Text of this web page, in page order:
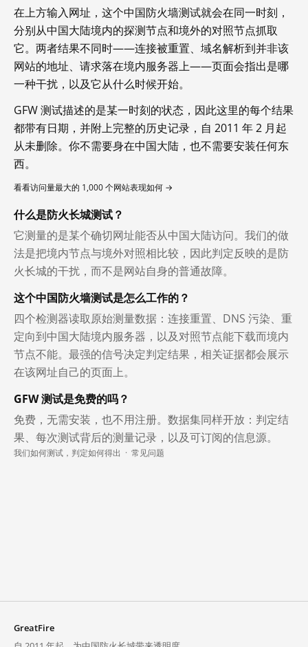
在上方输入网址，这个中国防火墙测试就会在同一时刻，
分别从中国大陆境内的探测节点和境外的对照节点抓取
它。两者结果不同时——连接被重置、域名解析到并非该
网站的地址、请求落在境内服务器上——页面会指出是哪
一种干扰，以及它从什么时候开始。
GFW 测试描述的是某一时刻的状态，因此这里的每个结果
都带有日期，并附上完整的历史记录，自 2011 年 2 月起
从未删除。你不需要身在中国大陆，也不需要安装任何东
西。
看看访问量最大的 1,000 个网站表现如何 →
什么是防火长城测试？
它测量的是某个确切网址能否从中国大陆访问。我们的做
法是把境内节点与境外对照相比较，因此判定反映的是防
火长城的干扰，而不是网站自身的普通故障。
这个中国防火墙测试是怎么工作的？
四个检测器读取原始测量数据：连接重置、DNS 污染、重
定向到中国大陆境内服务器，以及对照节点能下载而境内
节点不能。最强的信号决定判定结果，相关证据都会展示
在该网址自己的页面上。
GFW 测试是免费的吗？
免费，无需安装，也不用注册。数据集同样开放：判定结
果、每次测试背后的测量记录，以及可订阅的信息源。
我们如何测试，判定如何得出 · 常见问题
GreatFire